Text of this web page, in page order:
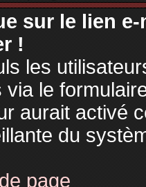
sur le lien
!
les
le
aurait activé
du
page